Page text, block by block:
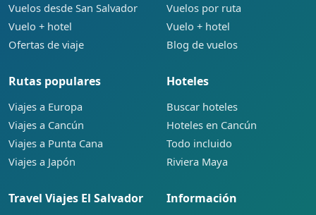
Vuelos desde San Salvador
Vuelo + hotel
Ofertas de viaje
Vuelos por ruta
Vuelo + hotel
Blog de vuelos
Rutas populares
Viajes a Europa
Viajes a Cancún
Viajes a Punta Cana
Viajes a Japón
Hoteles
Buscar hoteles
Hoteles en Cancún
Todo incluido
Riviera Maya
Travel Viajes El Salvador Información